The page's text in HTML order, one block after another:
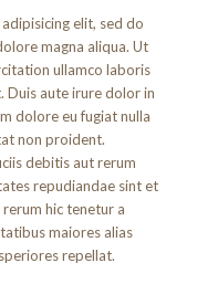
elit, sed do
magna aliqua. Ut
ullamco laboris
Duis aute irure dolor in
dolore eu fugiat nulla
non proident.
debitis aut rerum
repudiandae sint et
hic tenetur a
maiores alias
repellat.